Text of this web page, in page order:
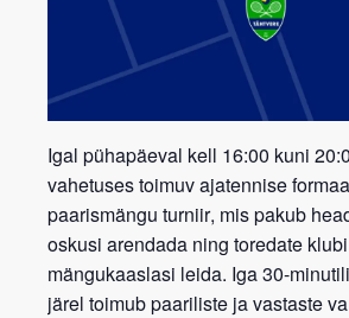
Igal pühapäeval kell 16:00 kuni
vahetuses toimuv ajatennise
paarismängu turniir, mis pakub
oskusi arendada ning toredate
mängukaaslasi leida. Iga 30-
järel toimub paariliste ja vastaste